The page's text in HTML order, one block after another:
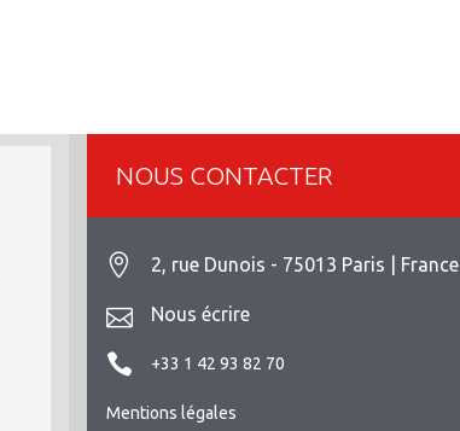
NOUS CONTACTER
2, rue Dunois - 75013 Paris | France
Nous écrire
+33 1 42 93 82 70
Mentions légales